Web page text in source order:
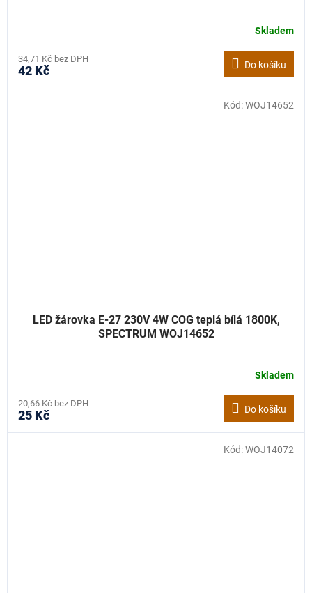
Skladem
34,71 Kč bez DPH
42 Kč Do košíku
LED žárovka E-27 230V 4W COG teplá bílá 1800K,
SPECTRUM WOJ14652
Skladem
20,66 Kč bez DPH
25 Kč Do košíku
Kód:WOJ14652
Kód:WOJ14072